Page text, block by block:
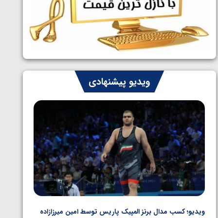
دوم کشتی فرنگی نوجوانان جهان
1405/05/06
ویدیو پیشنهادی
ویدیو؛ کسب مدال برنز المپیک پاریس توسط امین میرزازاده